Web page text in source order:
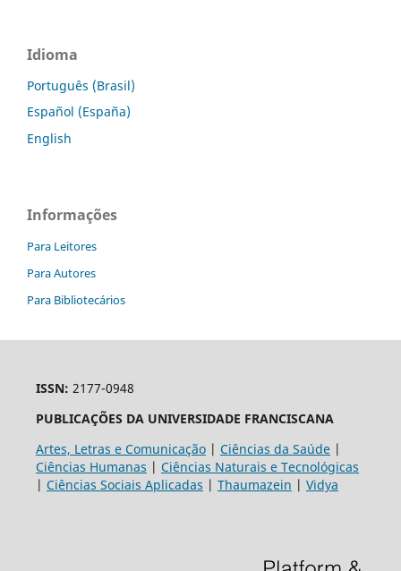
Idioma
Português (Brasil)
Español (España)
English
Informações
Para Leitores
Para Autores
Para Bibliotecários
ISSN: 2177-0948
PUBLICAÇÕES DA UNIVERSIDADE FRANCISCANA
Artes, Letras e Comunicação| Ciências da Saúde|
Ciências Humanas | Ciências Naturais e Tecnológicas
| Ciências Sociais Aplicadas | Thaumazein | Vidya